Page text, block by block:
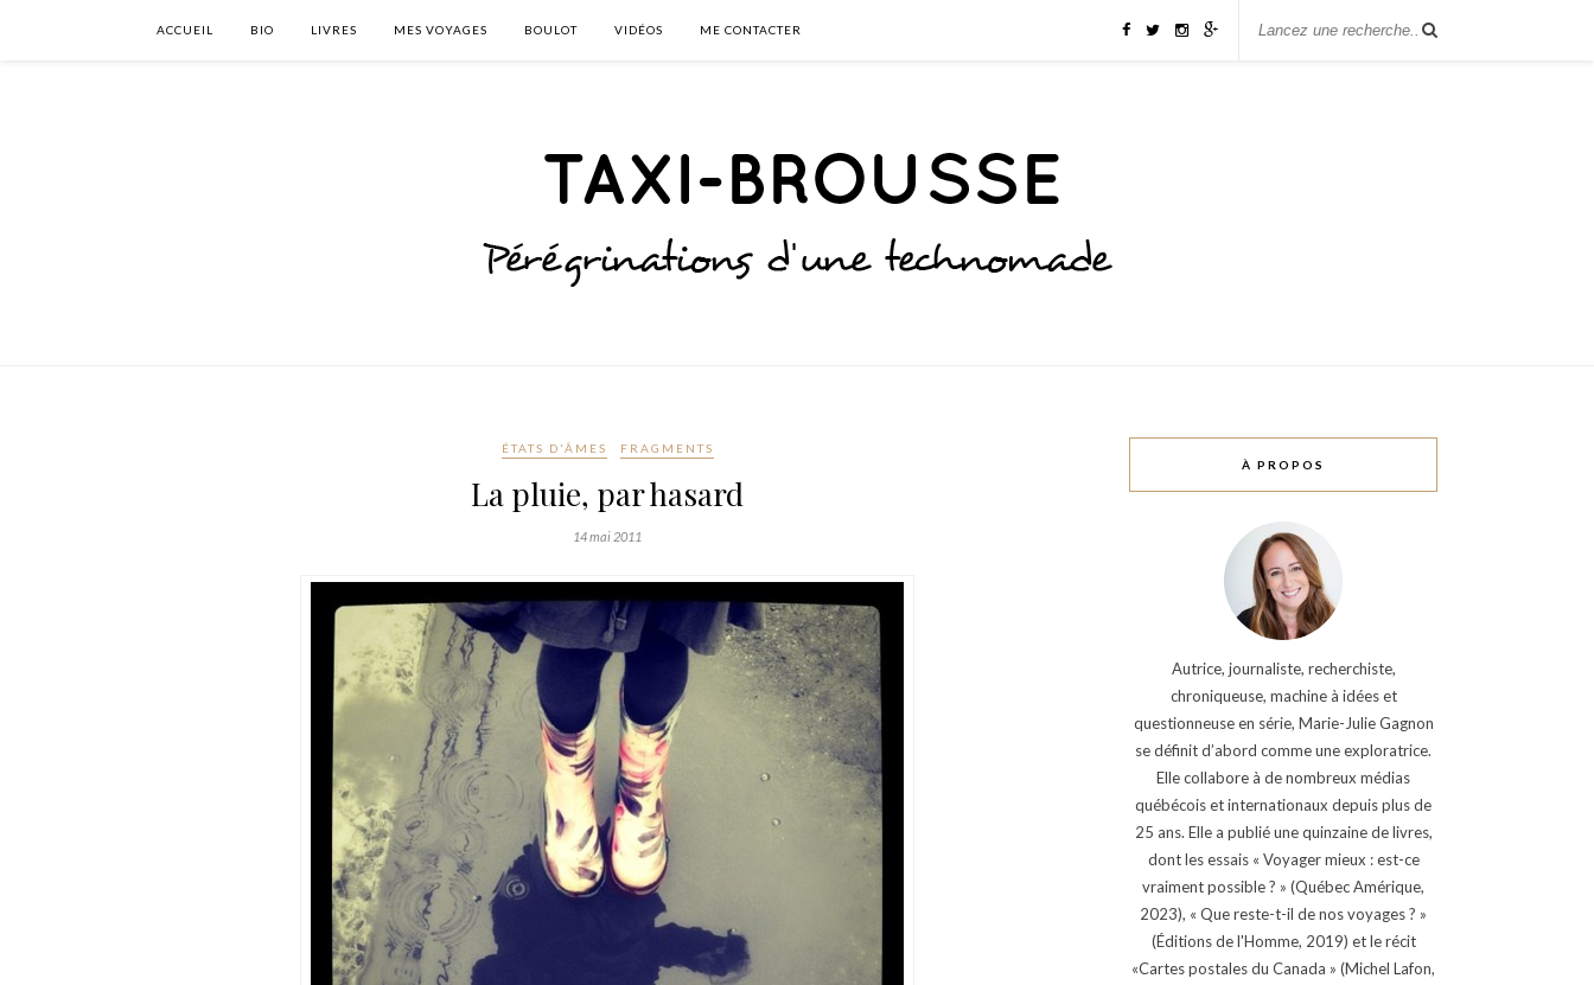
ACCUEIL BIO LIVRES MES VOYAGES BOULOT VIDÉOS ME CONTACTER
ÉTATS D'ÂMES FRAGMENTS
La pluie, par hasard
14 mai 2011
À PROPOS
Autrice, journaliste, recherchiste,
chroniqueuse, machine à idées et
questionneuse en série, Marie-Julie Gagnon
se définit d’abord comme une exploratrice.
Elle collabore à de nombreux médias
québécois et internationaux depuis plus de
25 ans. Elle a publié une quinzaine de livres,
dont les essais « Voyager mieux : est-ce
vraiment possible ? » (Québec Amérique,
2023), « Que reste-t-il de nos voyages ? »
(Éditions de l'Homme, 2019) et le récit
«Cartes postales du Canada » (Michel Lafon,